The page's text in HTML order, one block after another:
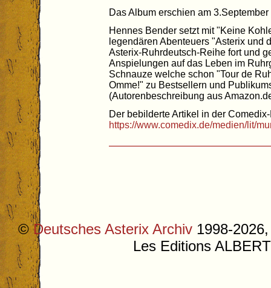
Das Album erschien am 3.September
Hennes Bender setzt mit "Keine
legendären Abenteuers "Asterix und
Asterix-Ruhrdeutsch-Reihe fort und
Anspielungen auf das Leben im
Schnauze welche schon "Tour de
Omme!" zu Bestsellern und
(Autorenbeschreibung aus
Der bebilderte Artikel in der
https://www.comedix.de/medien/lit/
©Deutsches Asterix Archiv 1998-
Les Editions